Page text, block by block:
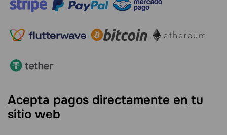
Acepta pagos directamente en tu
sitio web